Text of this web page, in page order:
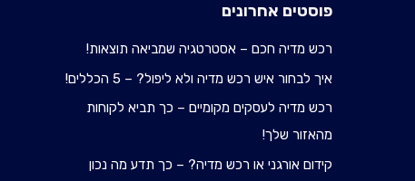
פוסטים אחרונים
רכש מדיה חכם – אסטרטגיה שמביאה תוצאות!
איך לבחור איש רכש מדיה ולא ליפול? – 5 הכללים!
רכש מדיה לעסקים מקומיים – כך תביא לקוחות
מהאזור שלך!
קידום אורגני או רכש מדיה? – כך תדע מה נכון